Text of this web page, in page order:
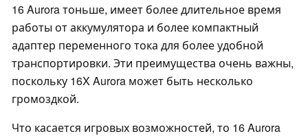
16 Aurora тоньше, имеет более длительное время
работы от аккумулятора и более компактный
адаптер переменного тока для более удобной
транспортировки. Эти преимущества очень важны,
поскольку 16X Aurora может быть несколько
громоздкой.
Что касается игровых возможностей, то 16 Aurora